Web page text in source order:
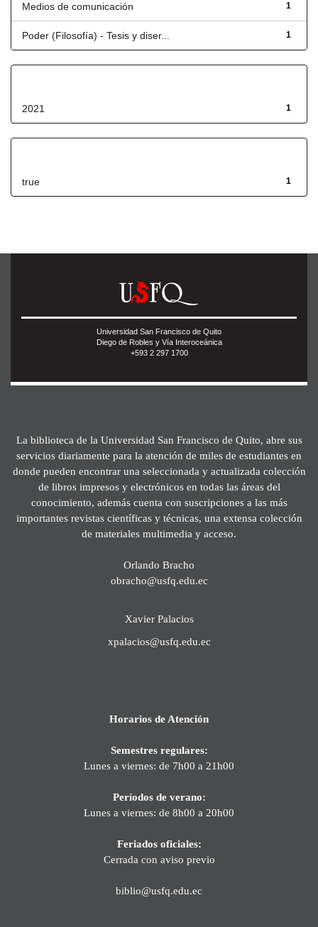
1
Medios de comunicación
1
Poder (Filosofía) - Tesis y diser...
1
2021
1
true
Universidad San Francisco de Quito
Diego de Robles y Vía Interoceánica
+593 2 297 1700
La biblioteca de la Universidad San Francisco de Quito, abre sus
servicios diariamente para la atención de miles de estudiantes en
donde pueden encontrar una seleccionada y actualizada colección
de libros impresos y electrónicos en todas las áreas del
conocimiento, además cuenta con suscripciones a las más
importantes revistas científicas y técnicas, una extensa colección
de materiales multimedia y acceso.
Orlando Bracho
obracho@usfq.edu.ec
Xavier Palacios
xpalacios@usfq.edu.ec
Horarios de Atención
Semestres regulares:
Lunes a viernes: de 7h00 a 21h00
Períodos de verano:
Lunes a viernes: de 8h00 a 20h00
Feriados oficiales:
Cerrada con aviso previo
biblio@usfq.edu.ec